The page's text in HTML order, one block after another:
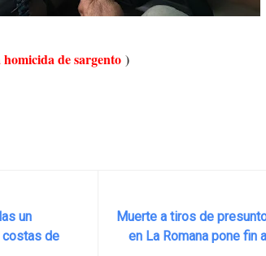
de sargento )
un
costas de
Muerte a tiros de
en La Romana pone fin